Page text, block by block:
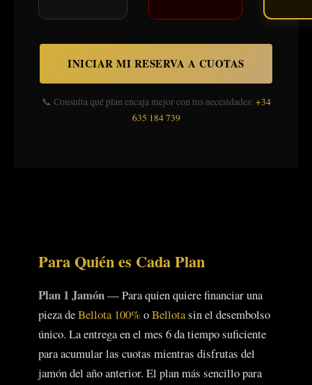
INICIAR MI RESERVA A CUOTAS
📞 Consulta qué plan encaja mejor con tus necesidades: +34
635 184 739
Para Quién es Cada Plan
Plan 1 Jamón— Para quien quiere financiar una
pieza deBellota 100% oBellotasin el desembolso
único. La entrega en el mes 6 da tiempo suficiente
para acumular las cuotas mientras disfrutas del
jamón del año anterior. El plan más sencillo para